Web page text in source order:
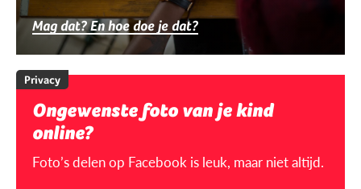
Mag dat? En hoe doe je dat?
Privacy
Ongewenste foto van je kind
online?
Foto’s delen op Facebook is leuk, maar niet altijd.